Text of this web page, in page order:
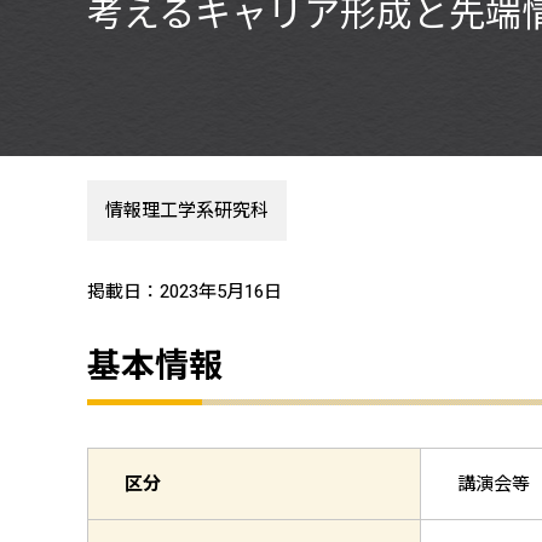
考えるキャリア形成と先
情報理工学系研究科
掲載日：2023年5月16日
基本情報
区分 講演会等